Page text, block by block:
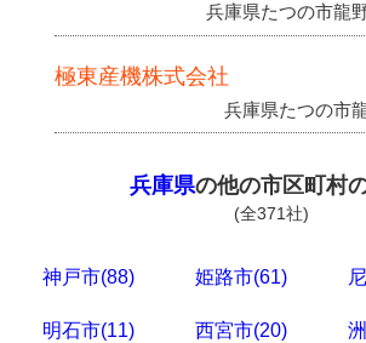
兵庫県たつの市龍
極東産機株式会社
兵庫県たつの市
兵庫県の他の市区町村
(全371社)
神戸市(88) 姫路市(61)
明石市(11) 西宮市(20)